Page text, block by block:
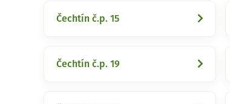
Čechtín č.p. 15
Čechtín č.p. 19